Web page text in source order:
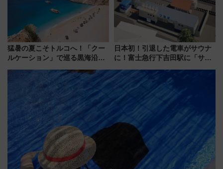
猛暑の夏こそトルコへ！「クー
ルケーション」で巡る黒海沿岸
連検索数が前年比237％増、ナ
ショジオも認める『2026年に訪
れるべき世界の旅先』
日本初！引退した電車がサウナ
に！富士急行下吉田駅に「サ電
業 行き交う電車の音や振動を
感じながら「ととのう」新感覚